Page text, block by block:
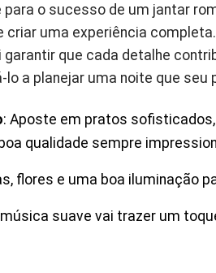
para o sucesso de um jantar
criar uma experiência
que cada detalhe
a planejar uma noite que seu
: Aposte em pratos
qualidade sempre
flores e uma boa iluminação
suave vai trazer um